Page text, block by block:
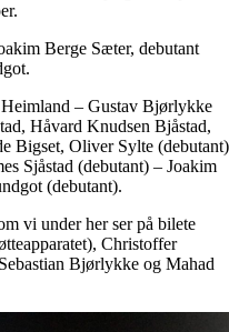
Berge Sæter, debutant
– Gustav Bjørlykke
Håvard Knudsen Bjåstad,
Bigset, Oliver Sylte
Sjåstad (debutant) – Joakim
(debutant).
vi under her ser på bilete
Christoffer
Bjørlykke og Mahad